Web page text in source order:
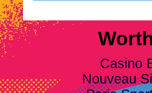
Casino
Nouveau